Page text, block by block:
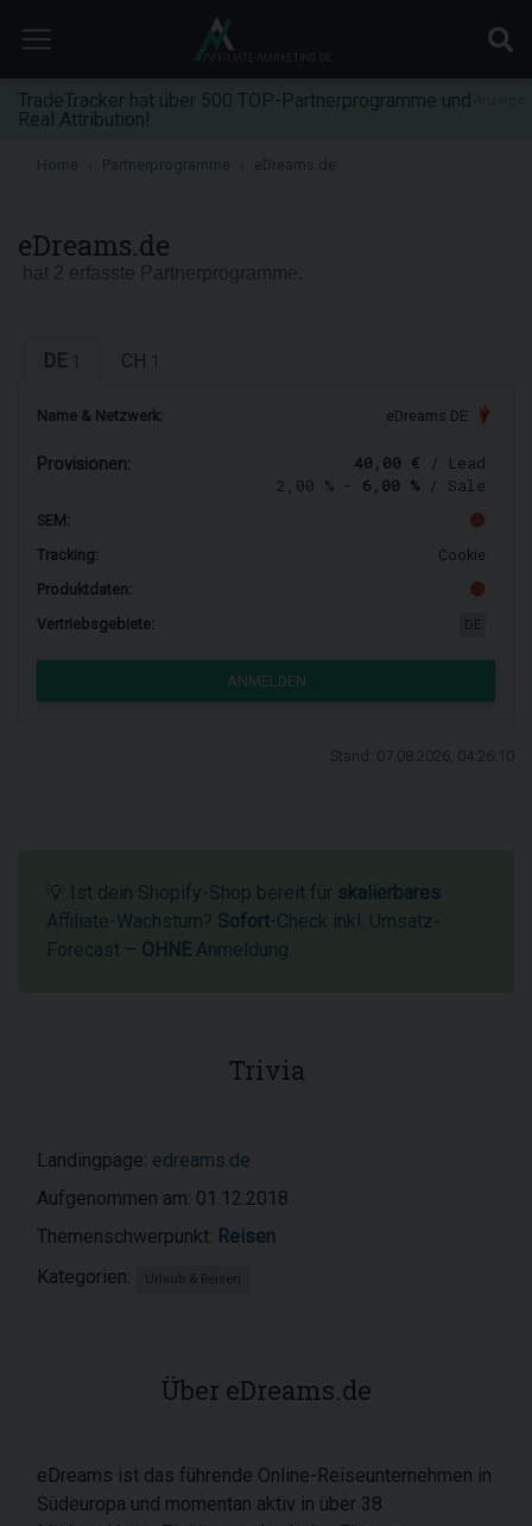
TradeTracker hat über 500 TOP-Partnerprogramme und
Real Attribution!
Home Partnerprogramme
eDreams.de
DE CH
Name & Netzwerk: eDreams DE
Provisionen: 40,00 € / Lead
2,00 % - 6,00 % / Sale
SEM:
Tracking:
Cookie
Produktdaten:
Vertriebsgebiete:
ANMELDEN
💡 Ist dein Shopify-Shop bereit für skalierbares
Affiliate-Wachstum? Sofort-Check inkl. Umsatz-
Forecast – OHNE Anmeldung.
Trivia
Landingpage: edreams.de
Aufgenommen am: 01.12.2018
Themenschwerpunkt: Reisen
Kategorien:
Urlaub & Reisen
Über eDreams.de
eDreams ist das führende Online-Reiseunternehmen in
Südeuropa und momentan aktiv in über 38